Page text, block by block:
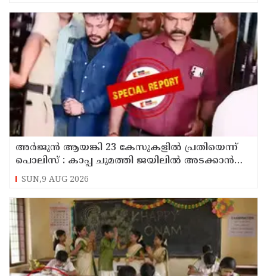
അര്‍ജുന്‍ ആയങ്കി 23 കേസുകളില്‍ പ്രതിയെന്ന്
പൊലിസ് : കാപ്പ ചുമത്തി ജയിലില്‍ അടക്കാന്‍
നീക്കം
SUN,9 AUG 2026